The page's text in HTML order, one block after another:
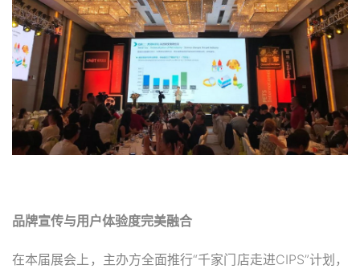
品牌宣传与用户体验度完美融合
在本届展会上，主办方全面推行“千家门店走进CIPS”计划，